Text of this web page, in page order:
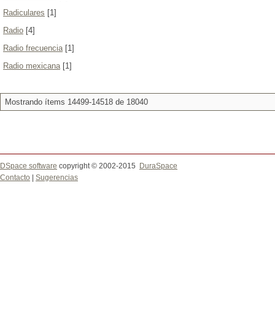
Radiculares [1]
Radio [4]
Radio frecuencia[1]
Radio mexicana[1]
Mostrando ítems 14499-14518 de 18040
DSpace software copyright © 2002-2015
DuraSpace
Contacto
Sugerencias